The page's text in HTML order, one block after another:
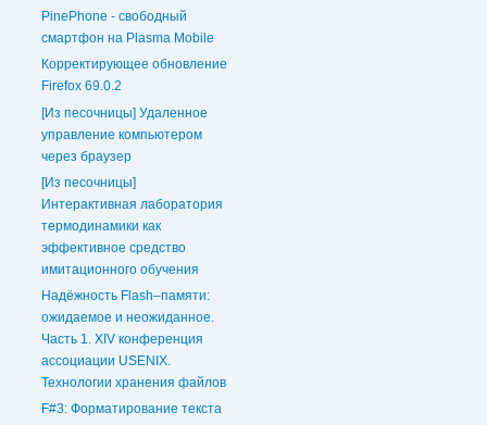
PinePhone - свободный
смартфон на Plasma Mobile
Корректирующее обновление
Firefox 69.0.2
[Из песочницы] Удаленное
управление компьютером
через браузер
[Из песочницы]
Интерактивная лаборатория
термодинамики как
эффективное средство
имитационного обучения
Надёжность Flash–памяти:
ожидаемое и неожиданное.
Часть 1. XIV конференция
ассоциации USENIX.
Технологии хранения файлов
F#3: Форматирование текста